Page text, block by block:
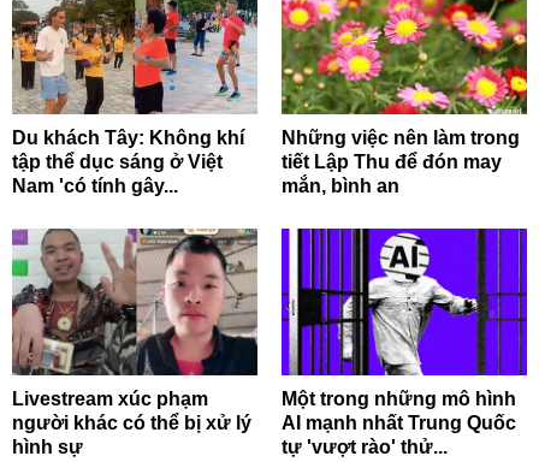
Du khách Tây: Không khí
tập thể dục sáng ở Việt
Nam 'có tính gây...
Những việc nên làm trong
tiết Lập Thu để đón may
mắn, bình an
Livestream xúc phạm
người khác có thể bị xử lý
hình sự
Một trong những mô hình
AI mạnh nhất Trung Quốc
tự 'vượt rào' thử...